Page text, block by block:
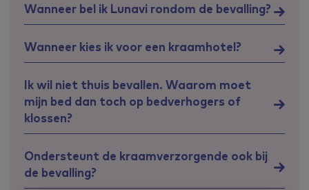
Wanneer bel ik Lunavi rondom de bevalling?
Wanneer kies ik voor een kraamhotel?
Ik wil niet thuis bevallen. Waarom moet
mijn bed dan toch op bedverhogers of
klossen?
Ondersteunt de kraamverzorgende ook bij
de bevalling?